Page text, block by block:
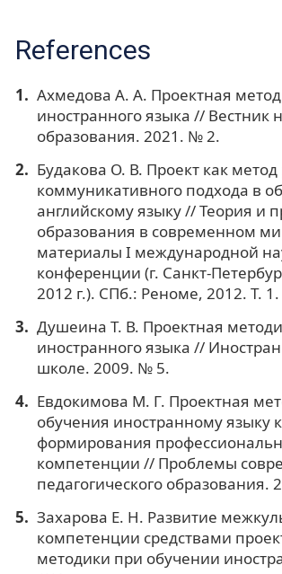
References
Ахмедова А. А. Проектная
иностранного языка // Вестник
образования. 2021. № 2.
Будакова О. В. Проект как
коммуникативного подхода в
английскому языку // Теория и
образования в современном
материалы I международной
конференции (г. Санкт-
2012 г.). СПб.: Реноме, 2012. Т. 1.
Душеина Т. В. Проектная
иностранного языка //
школе. 2009. № 5.
Евдокимова М. Г. Проектная
обучения иностранному языку
формирования
компетенции // Проблемы
педагогического образования.
Захарова Е. Н. Развитие
компетенции средствами
методики при обучении